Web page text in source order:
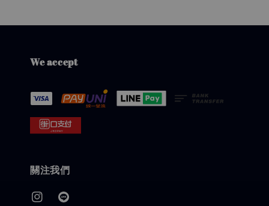
We accept
關注我們